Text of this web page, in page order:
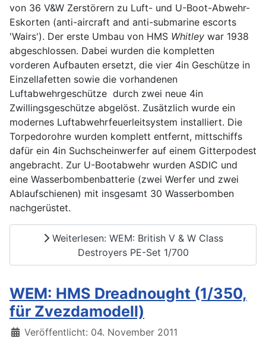
von 36 V&W Zerstörern zu Luft- und U-Boot-Abwehr-
Eskorten (anti-aircraft and anti-submarine escorts
'Wairs'). Der erste Umbau von HMS Whitley war 1938
abgeschlossen. Dabei wurden die kompletten
vorderen Aufbauten ersetzt, die vier 4in Geschütze in
Einzellafetten sowie die vorhandenen
Luftabwehrgeschütze durch zwei neue 4in
Zwillingsgeschütze abgelöst. Zusätzlich wurde ein
modernes Luftabwehrfeuerleitsystem installiert. Die
Torpedorohre wurden komplett entfernt, mittschiffs
dafür ein 4in Suchscheinwerfer auf einem Gitterpodest
angebracht. Zur U-Bootabwehr wurden ASDIC und
eine Wasserbombenbatterie (zwei Werfer und zwei
Ablaufschienen) mit insgesamt 30 Wasserbomben
nachgerüstet.
Weiterlesen: WEM: British V & W Class
Destroyers PE-Set 1/700
WEM: HMS Dreadnought (1/350,
für Zvezdamodell)
Details
Veröffentlicht: 04. November 2011